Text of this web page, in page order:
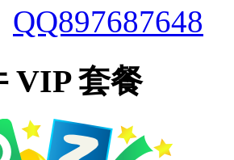
QQ897687648
VIP 套餐